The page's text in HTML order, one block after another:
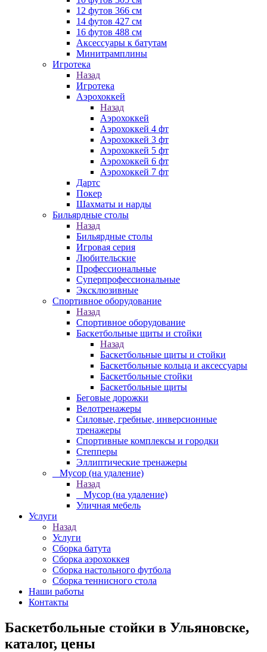
12 футов 366 см
14 футов 427 см
16 футов 488 см
Аксессуары к батутам
Минитрамплины
Игротека
Назад
Игротека
Аэрохоккей
Назад
Аэрохоккей
Аэрохоккей 4 фт
Аэрохоккей 3 фт
Аэрохоккей 5 фт
Аэрохоккей 6 фт
Аэрохоккей 7 фт
Дартс
Покер
Шахматы и нарды
Бильярдные столы
Назад
Бильярдные столы
Игровая серия
Любительские
Профессиональные
Суперпрофессиональные
Эксклюзивные
Спортивное оборудование
Назад
Спортивное оборудование
Баскетбольные щиты и стойки
Назад
Баскетбольные щиты и стойки
Баскетбольные кольца и аксессуары
Баскетбольные стойки
Баскетбольные щиты
Беговые дорожки
Велотренажеры
Силовые, гребные, инверсионные
тренажеры
Спортивные комплексы и городки
Степперы
Эллиптические тренажеры
_ Мусор (на удаление)
Назад
_ Мусор (на удаление)
Уличная мебель
Услуги
Назад
Услуги
Сборка батута
Сборка аэрохоккея
Сборка настольного футбола
Сборка теннисного стола
Наши работы
Контакты
Баскетбольные стойки в Ульяновске,
каталог, цены